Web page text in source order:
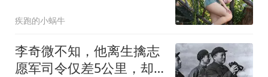
疾跑的小蜗牛
李奇微不知，他离生擒志
愿军司令仅差5公里，却